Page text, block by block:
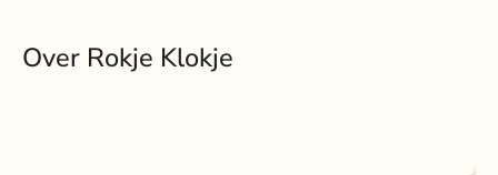
Over Rokje Klokje